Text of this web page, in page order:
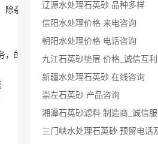
杂。
的业绩，我们将以产品和优良的服务与
辽源水处理石英砂 品种多样
信阳水处理价格 来电咨询
朝阳水处理价格 电话咨询
九江石英砂垫层 价格_诚信互利
新疆水处理石英砂 在线咨询
崇左石英砂 产品咨询
湘潭石英砂滤料 制造商_诚信
三门峡水处理石英砂 预留电话